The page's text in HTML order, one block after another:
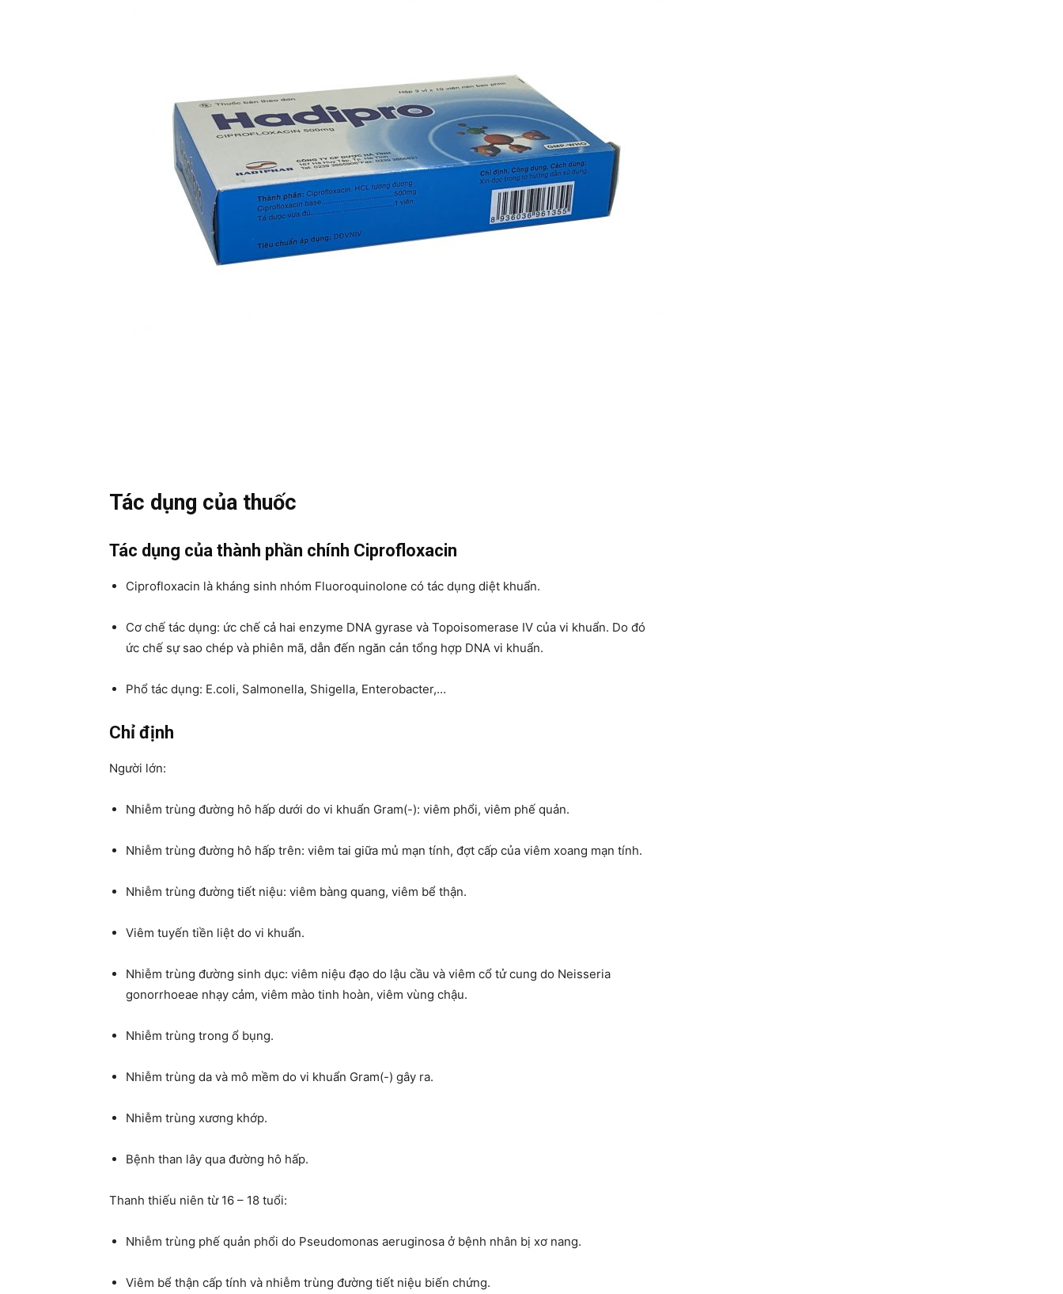
Tác dụng của thuốc
Tác dụng của thành phần chính Ciprofloxacin
Ciprofloxacin là kháng sinh nhóm Fluoroquinolone có tác dụng diệt khuẩn.
Cơ chế tác dụng: ức chế cả hai enzyme DNA gyrase và Topoisomerase IV của vi khuẩn. Do đó
ức chế sự sao chép và phiên mã, dẫn đến ngăn cản tổng hợp DNA vi khuẩn.
Phổ tác dụng: E.coli, Salmonella, Shigella, Enterobacter,…
Chỉ định
Người lớn:
Nhiễm trùng đường hô hấp dưới do vi khuẩn Gram(-): viêm phổi, viêm phế quản.
Nhiễm trùng đường hô hấp trên: viêm tai giữa mủ mạn tính, đợt cấp của viêm xoang mạn tính.
Nhiễm trùng đường tiết niệu: viêm bàng quang, viêm bể thận.
Viêm tuyến tiền liệt do vi khuẩn.
Nhiễm trùng đường sinh dục: viêm niệu đạo do lậu cầu và viêm cổ tử cung do Neisseria
gonorrhoeae nhạy cảm, viêm mào tinh hoàn, viêm vùng chậu.
Nhiễm trùng trong ổ bụng.
Nhiễm trùng da và mô mềm do vi khuẩn Gram(-) gây ra.
Nhiễm trùng xương khớp.
Bệnh than lây qua đường hô hấp.
Thanh thiếu niên từ 16 – 18 tuổi:
Nhiễm trùng phế quản phổi do Pseudomonas aeruginosa ở bệnh nhân bị xơ nang.
Viêm bể thận cấp tính và nhiễm trùng đường tiết niệu biến chứng.